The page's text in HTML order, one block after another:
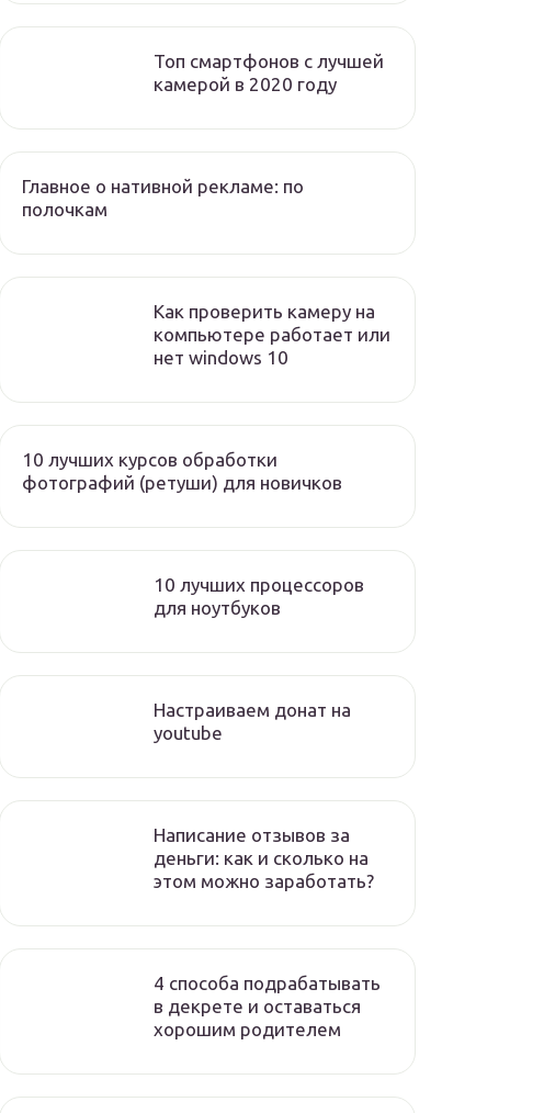
Топ смартфонов с лучшей
камерой в 2020 году
Главное о нативной рекламе: по
полочкам
Как проверить камеру на
компьютере работает или
нет windows 10
10 лучших курсов обработки
фотографий (ретуши) для новичков
10 лучших процессоров
для ноутбуков
Настраиваем донат на
youtube
Написание отзывов за
деньги: как и сколько на
этом можно заработать?
4 способа подрабатывать
в декрете и оставаться
хорошим родителем